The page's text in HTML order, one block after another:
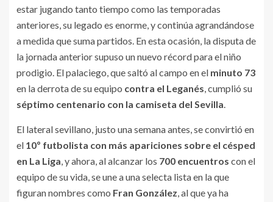
estar jugando tanto tiempo como las temporadas
anteriores, su legado es enorme, y continúa agrandándose
a medida que suma partidos. En esta ocasión, la disputa de
la jornada anterior supuso un nuevo récord para el niño
prodigio. El palaciego, que saltó al campo en el minuto 73
en la derrota de su equipo contra el Leganés, cumplió su
séptimo centenario con la camiseta del Sevilla.
El lateral sevillano, justo una semana antes, se convirtió en
el 10º futbolista con más apariciones sobre el césped
en La Liga, y ahora, al alcanzar los 700 encuentros con el
equipo de su vida, se une a una selecta lista en la que
figuran nombres como Fran González, al que ya ha